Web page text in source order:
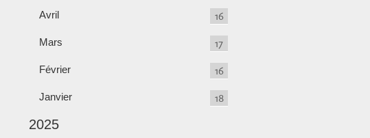
Avril 16
Mars 17
Février 16
Janvier 18
2025